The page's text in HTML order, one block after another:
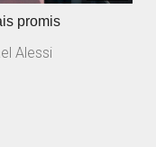
promis
Alessi